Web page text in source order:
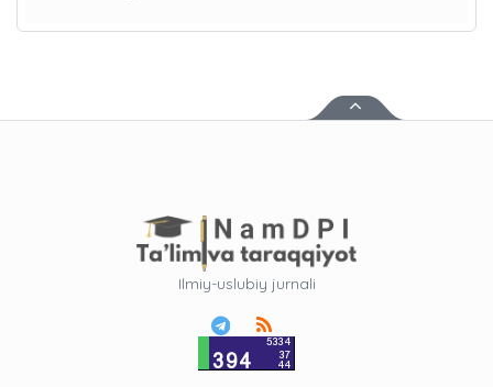
Ilmiy-uslubiy jurnali